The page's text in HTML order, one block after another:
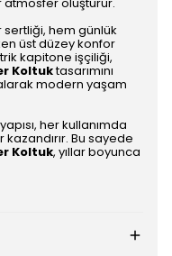
hem günlük
üst düzey konfor
kapitone işçiliği,
Koltuktasarımını
modern yaşam
her kullanımda
Bu sayede
Koltuk, yıllar boyunca